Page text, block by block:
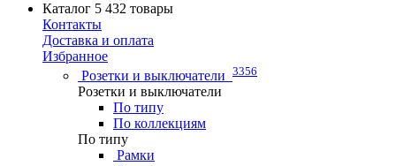
Каталог 5 432 товары
Контакты
Доставка и оплата
Избранное
Розетки и выключатели 3356
Розетки и выключатели
По типу
По коллекциям
По типу
Рамки